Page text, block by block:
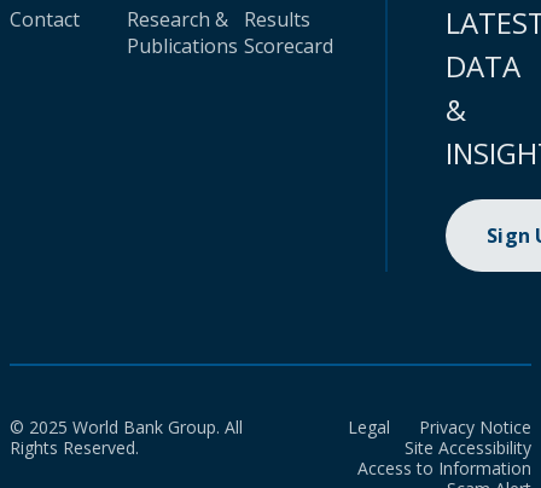
Contact
Research &
Publications
Results
Scorecard
DATA
&
Sign
© 2025 World Bank Group. All
Rights Reserved.
Legal
Privacy Notice
Site Accessibility
Access to Information